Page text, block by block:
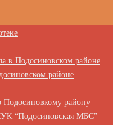
в Подосиновском районе
районе
Подосиновкому району
“Подосиновская МБС”